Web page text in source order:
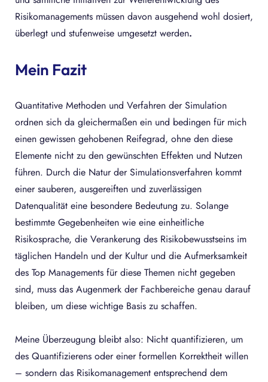
Risikomanagements müssen davon ausgehend wohl dosiert,
überlegt und stufenweise umgesetzt werden.
Mein Fazit
Quantitative Methoden und Verfahren der Simulation
ordnen sich da gleichermaßen ein und bedingen für mich
einen gewissen gehobenen Reifegrad, ohne den diese
Elemente nicht zu den gewünschten Effekten und Nutzen
führen. Durch die Natur der Simulationsverfahren kommt
einer sauberen, ausgereiften und zuverlässigen
Datenqualität eine besondere Bedeutung zu. Solange
bestimmte Gegebenheiten wie eine einheitliche
Risikosprache, die Verankerung des Risikobewusstseins im
täglichen Handeln und der Kultur und die Aufmerksamkeit
des Top Managements für diese Themen nicht gegeben
sind, muss das Augenmerk der Fachbereiche genau darauf
bleiben, um diese wichtige Basis zu schaffen.
Meine Überzeugung bleibt also: Nicht quantifizieren, um
des Quantifizierens oder einer formellen Korrektheit willen
– sondern das Risikomanagement entsprechend dem